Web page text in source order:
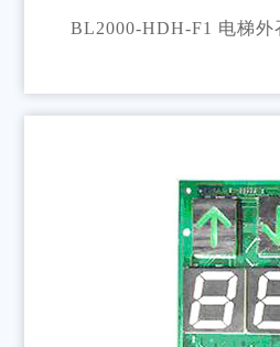
BL2000-HDH-F1 电梯外